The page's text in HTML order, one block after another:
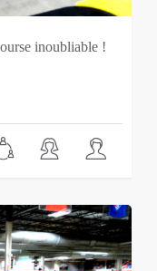
inoubliable !